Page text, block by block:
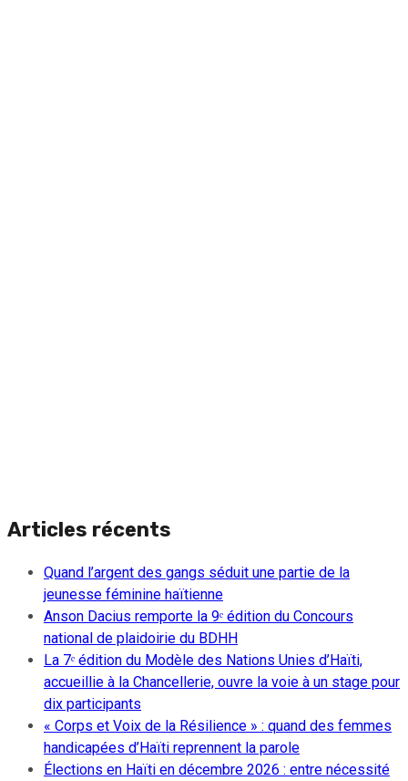
Articles récents
Quand l’argent des gangs séduit une partie de la
jeunesse féminine haïtienne
Anson Dacius remporte la 9ᵉ édition du Concours
national de plaidoirie du BDHH
La 7ᵉ édition du Modèle des Nations Unies d’Haïti,
accueillie à la Chancellerie, ouvre la voie à un stage pour
dix participants
« Corps et Voix de la Résilience » : quand des femmes
handicapées d’Haïti reprennent la parole
Élections en Haïti en décembre 2026 : entre nécessité